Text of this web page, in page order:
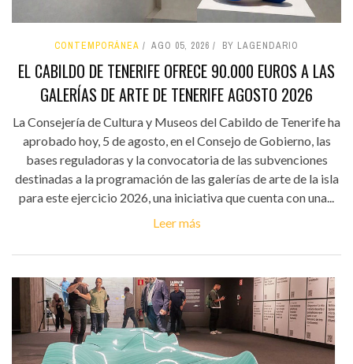
CONTEMPORÁNEA AGO 05, 2026 BY LAGENDARIO
EL CABILDO DE TENERIFE OFRECE 90.000 EUROS A LAS
GALERÍAS DE ARTE DE TENERIFE AGOSTO 2026
La Consejería de Cultura y Museos del Cabildo de Tenerife ha
aprobado hoy, 5 de agosto, en el Consejo de Gobierno, las
bases reguladoras y la convocatoria de las subvenciones
destinadas a la programación de las galerías de arte de la isla
para este ejercicio 2026, una iniciativa que cuenta con una...
Leer más